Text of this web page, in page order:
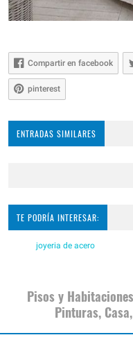
Compartir en facebook
pinterest
ENTRADAS SIMILARES
TE PODRÍA INTERESAR:
joyeria de acero
Pisos y
Pinturas,